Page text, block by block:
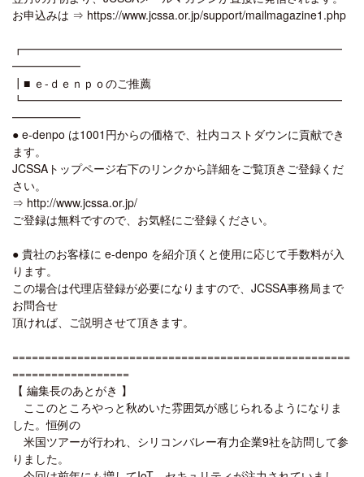
お申込みは ⇒ https://www.jcssa.or.jp/support/mailmagazine1.php
┏━━━━━━━━━━━━━━━━━━━━━━━━━━━━
━━━━━━
┃■ ｅ-ｄｅｎｐｏのご推薦
┗━━━━━━━━━━━━━━━━━━━━━━━━━━━━
━━━━━━
● e-denpo は1001円からの価格で、社内コストダウンに貢献でき
ます。
JCSSAトップページ右下のリンクから詳細をご覧頂きご登録くだ
さい。
⇒ http://www.jcssa.or.jp/
ご登録は無料ですので、お気軽にご登録ください。
● 貴社のお客様に e-denpo を紹介頂くと使用に応じて手数料が入
ります。
この場合は代理店登録が必要になりますので、JCSSA事務局まで
お問合せ
頂ければ、ご説明させて頂きます。
====================================================
==================
【 編集長のあとがき 】
ここのところやっと秋めいた雰囲気が感じられるようになりま
した。恒例の
米国ツアーが行われ、シリコンバレー有力企業9社を訪問して参
りました。